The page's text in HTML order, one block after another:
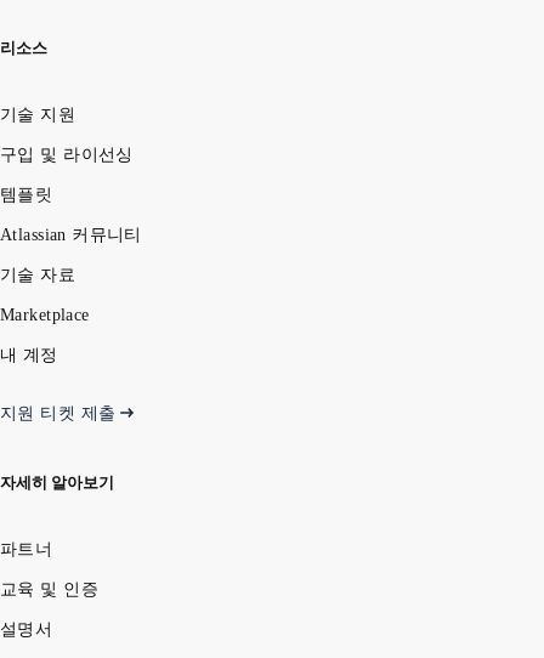
리소스
기술 지원
구입 및 라이선싱
템플릿
Atlassian 커뮤니티
기술 자료
Marketplace
내 계정
지원 티켓 제출
자세히 알아보기
파트너
교육 및 인증
설명서